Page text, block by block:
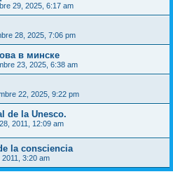
29, 2025, 6:17 am
28, 2025, 7:06 pm
в минске
23, 2025, 6:38 am
22, 2025, 9:22 pm
de la Unesco.
2011, 12:09 am
la consciencia
3:20 am